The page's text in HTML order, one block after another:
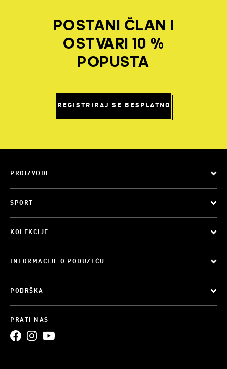
POSTANI ČLAN I
OSTVARI 10 %
POPUSTA
REGISTRIRAJ SE BESPLATNO
PROIZVODI
SPORT
KOLEKCIJE
INFORMACIJE O PODUZEĆU
PODRŠKA
PRATI NAS